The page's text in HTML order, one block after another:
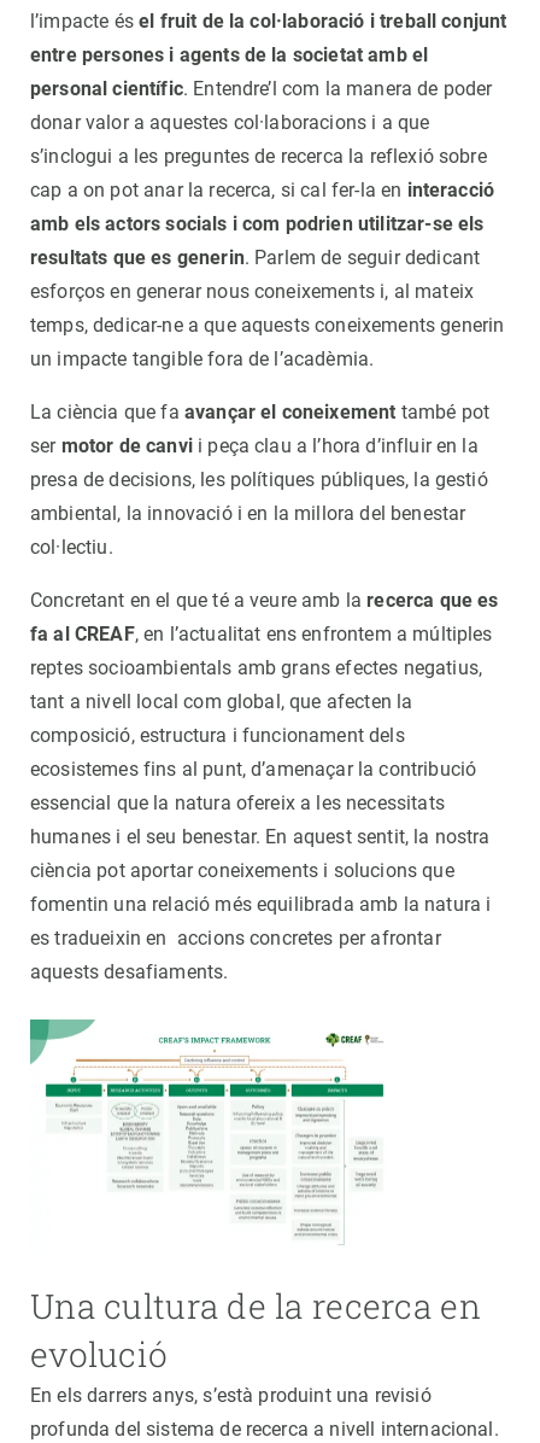
l’impacte ésel fruit de la col·laboració i treball conjunt
entre persones i agents de la societat amb el
personal científic. Entendre’l com la manera de poder
donar valor a aquestes col·laboracions i a que
s’inclogui a les preguntes de recerca la reflexió sobre
cap a on pot anar la recerca, si cal fer-la en interacció
amb els actors socials i com podrien utilitzar-se els
resultats que es generin. Parlem de seguir dedicant
esforços en generar nous coneixements i, al mateix
temps, dedicar-ne a que aquests coneixements generin
un impacte tangible fora de l’acadèmia.
La ciència que fa avançar el coneixement també pot
ser motor de canvii peça clau a l’hora d’influir en la
presa de decisions, les polítiques públiques, la gestió
ambiental, la innovació i en la millora del benestar
col·lectiu.
Concretant en el que té a veure amb larecerca que es
fa al CREAF, en l’actualitat ens enfrontem a múltiples
reptes socioambientals amb grans efectes negatius,
tant a nivell local com global, que afecten la
composició, estructura i funcionament dels
ecosistemes fins al punt, d’amenaçar la contribució
essencial que la natura ofereix a les necessitats
humanes i el seu benestar. En aquest sentit, la nostra
ciència pot aportar coneixements i solucions que
fomentin una relació més equilibrada amb la natura i
es tradueixin en accions concretes per afrontar
aquests desafiaments.
Una cultura de la recerca en
evolució
En els darrers anys, s’està produint una revisió
profunda del sistema de recerca a nivell internacional.